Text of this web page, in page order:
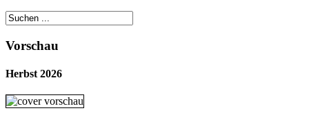
Vorschau
Herbst 2026